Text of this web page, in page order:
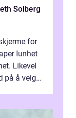
Solberg
for
lunhet
Likevel
på å velge